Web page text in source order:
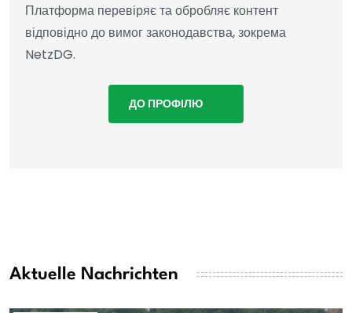
Платформа перевіряє та обробляє контент
відповідно до вимог законодавства, зокрема
NetzDG.
ДО ПРОФІЛЮ
Aktuelle Nachrichten